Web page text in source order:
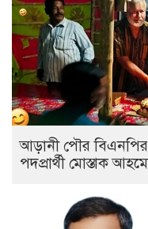
আড়ানী পৌর
পদপ্রার্থী মোস্তাক